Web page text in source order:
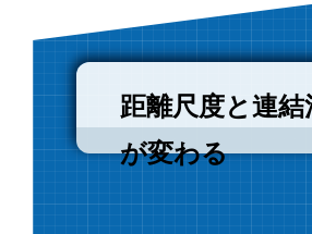
距離尺度と連
が変わる